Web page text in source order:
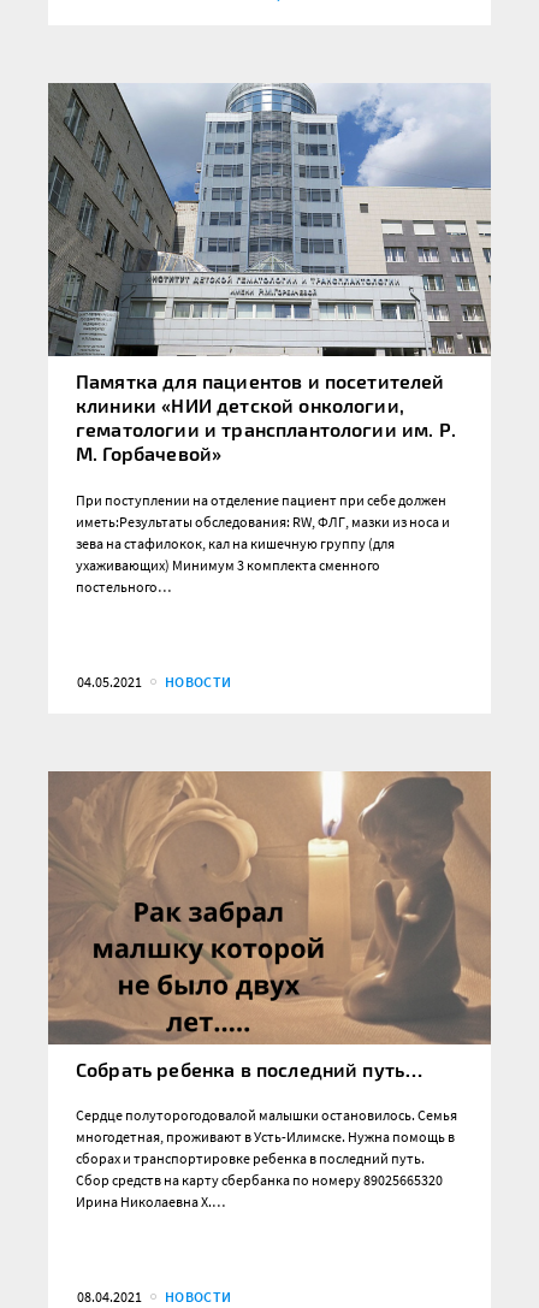
Памятка для пациентов и посетителей
клиники «НИИ детской онкологии,
гематологии и трансплантологии им. Р.
М. Горбачевой»
При поступлении на отделение пациент при себе должен
иметь:Результаты обследования: RW, ФЛГ, мазки из носа и
зева на стафилокок, кал на кишечную группу (для
ухаживающих) Минимум 3 комплекта сменного
постельного…
04.05.2021 НОВОСТИ
Собрать ребенка в последний путь…
Сердце полуторогодовалой малышки остановилось. Семья
многодетная, проживают в Усть-Илимске. Нужна помощь в
сборах и транспортировке ребенка в последний путь.
Сбор средств на карту сбербанка по номеру 89025665320
Ирина Николаевна Х.…
08.04.2021 НОВОСТИ